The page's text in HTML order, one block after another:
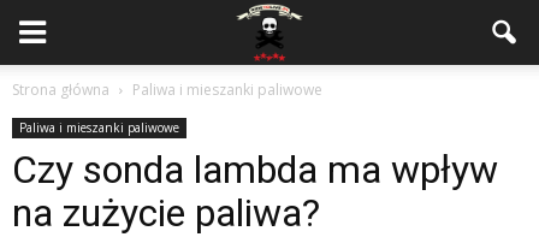
Strona główna Paliwa i mieszanki paliwowe
Paliwa i mieszanki paliwowe
Czy sonda lambda ma wpływ
na zużycie paliwa?